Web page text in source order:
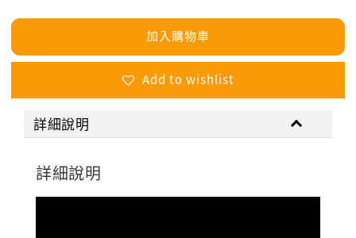
加入購物車
Add to wishlist
詳細說明
詳細說明